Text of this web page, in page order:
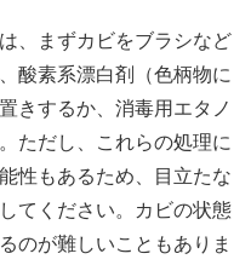
、まずカビをブラシなど
酸素系漂白剤（色柄物に
きするか、消毒用エタノ
ただし、これらの処理に
性もあるため、目立たな
てください。カビの状態
のが難しいこともありま